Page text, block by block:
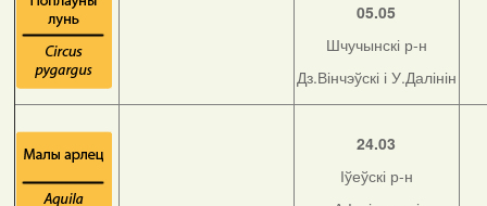
05.05
Шчучынскі р-н
Дз.Вінчэўскі і У.Далінін
24.03
Іўеўскі р-н